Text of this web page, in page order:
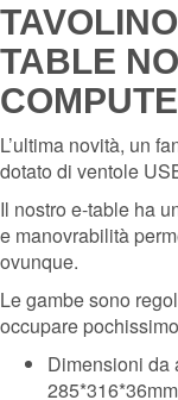
TABLE
L’ultima novità, un
dotato di ventole
Il nostro e-table ha
e manovrabilità
ovunque.
Le gambe sono
occupare
Dimensioni da
285*316*36mm